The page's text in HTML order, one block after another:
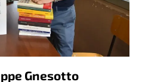
Gnesotto